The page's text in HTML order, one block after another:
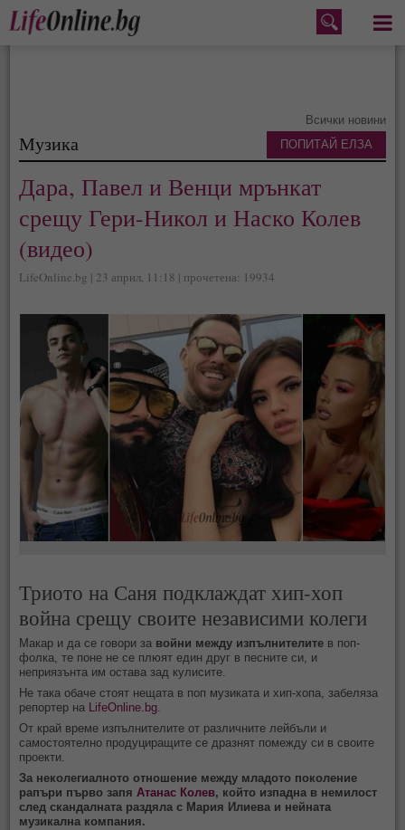
Меню
Всички новини
Музика
Дара, Павел и Венци мрънкат
срещу Гери-Никол и Наско Колев
(видео)
LifeOnline.bg | 23 април, 11:18 | прочетена: 19934
Триото на Саня подклаждат хип-хоп
война срещу своите независими колеги
Макар и да се говори за войни между изпълнителите в поп-
фолка, те поне не се плюят един друг в песните си, и
неприязънта им остава зад кулисите.
Не така обаче стоят нещата в поп музиката и хип-хопа, забеляза
репортер на LifeOnline.bg.
От край време изпълнителите от различните лейбъли и
самостоятелно продуциращите се дразнят помежду си в своите
проекти.
За неколегиалното отношение между младото поколение
рапъри първо запяАтанас Колев, който изпадна в немилост
след скандалната раздяла с Мария Илиева и нейната
музикална компания.
ПОПИТАЙ ЕЛЗА